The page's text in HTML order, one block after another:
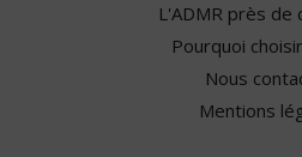
L'ADMR près de
Pourquoi
Nous
Mentions